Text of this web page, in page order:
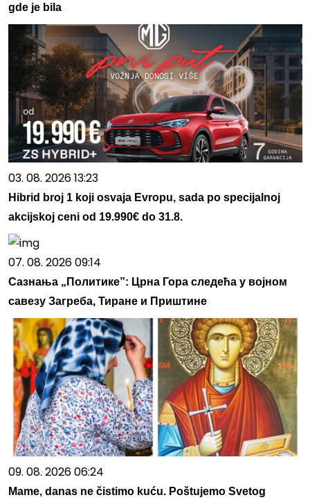
gde je bila
03. 08. 2026 13:23
Hibrid broj 1 koji osvaja Evropu, sada po specijalnoj
akcijskoj ceni od 19.990€ do 31.8.
07. 08. 2026 09:14
Сазнања „Политике”: Црна Гора следећа у војном
савезу Загреба, Тиране и Приштине
09. 08. 2026 06:24
Mame, danas ne čistimo kuću. Poštujemo Svetog